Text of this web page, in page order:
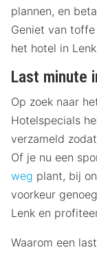
plannen, en
Geniet van
het hotel in
Last minute
Op zoek naar
Hotelspecials
verzameld
Of je nu een
weg plant, bij
voorkeur
Lenk en
Waarom een